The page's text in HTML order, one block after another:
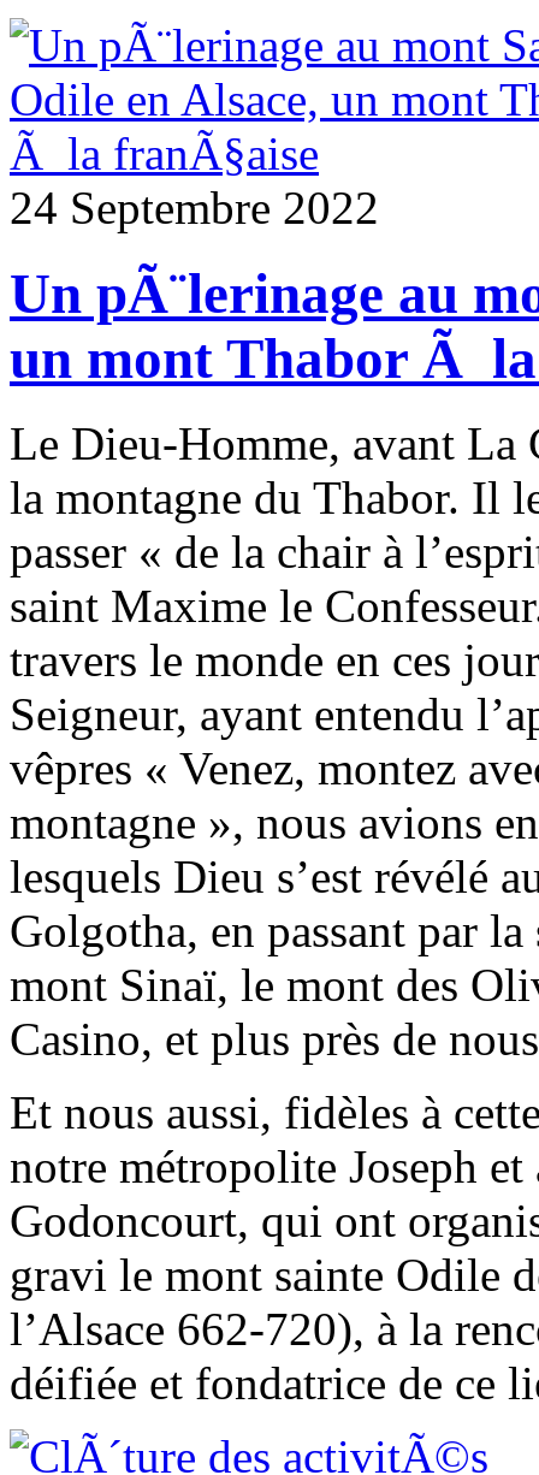
24 Septembre 2022
Un pÃ¨lerinage au
un mont Thabor Ã
Le Dieu-Homme, avant La
la montagne du Thabor. Il
passer « de la chair à
saint Maxime le
travers le monde en ces
Seigneur, ayant entendu
vêpres « Venez, montez
montagne », nous avions
lesquels Dieu s’est révélé
Golgotha, en passant par
mont Sinaï, le mont des
Casino, et plus près de
Et nous aussi, fidèles à
notre métropolite Joseph
Godoncourt, qui ont
gravi le mont sainte Odile
l’Alsace 662-720), à la
déifiée et fondatrice de ce